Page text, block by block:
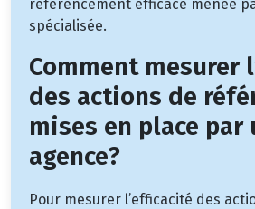
référencement efficace menée
spécialisée.
Comment mesurer
des actions de
mises en place par
agence?
Pour mesurer l’efficacité des